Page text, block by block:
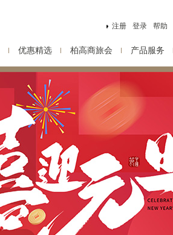
注册 登录 帮助
优惠精选 柏高商旅会 产品服务